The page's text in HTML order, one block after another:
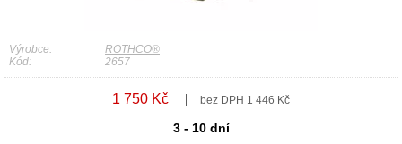
Výrobce:
ROTHCO®
Kód:
2657
1 750 Kč bez DPH 1 446 Kč
3 - 10 dní